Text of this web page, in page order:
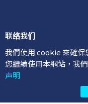
我們使用 cookie 來確保
您繼續使用本網站，我
声明
联络我们
(852) 3001 6386
(852) 2156 5884